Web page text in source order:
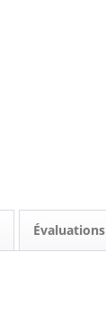
Évaluations